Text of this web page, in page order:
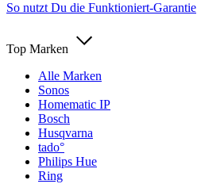
So nutzt Du die Funktioniert-Garantie
Top Marken
Alle Marken
Sonos
Homematic IP
Bosch
Husqvarna
tado°
Philips Hue
Ring